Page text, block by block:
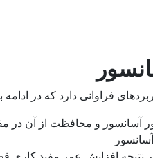
فراوانی دارد که در
آسانسور و محافظت از آن در